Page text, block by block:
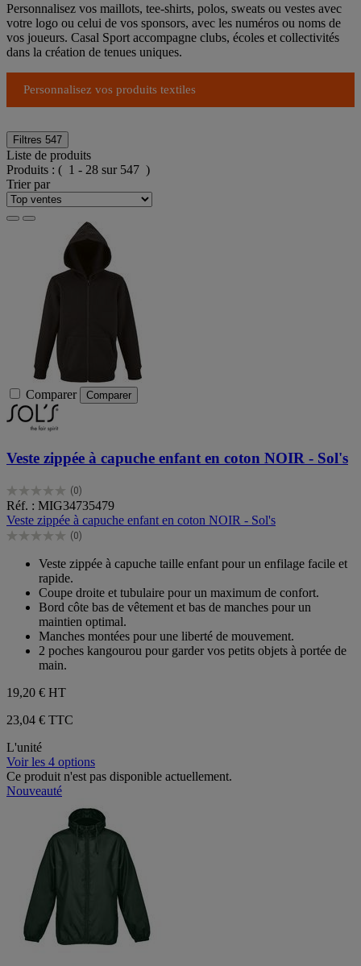
Personnalisez vos maillots, tee-shirts, polos, sweats ou vestes avec
votre logo ou celui de vos sponsors, avec les numéros ou noms de
vos joueurs. Casal Sport accompagne clubs, écoles et collectivités
dans la création de tenues uniques.
Personnalisez vos produits textiles
Filtres 547
Liste de produits
Produits : ( 1 - 28 sur 547 )
Trier par
Comparer Comparer
Veste zippée à capuche enfant en coton NOIR - Sol's
(0)
0.0
sur
5
étoiles.
Réf. : MIG34735479
Veste zippée à capuche enfant en coton NOIR - Sol's
(0)
0.0
étoiles.
Veste zippée à capuche taille enfant pour un enfilage facile et
rapide.
Coupe droite et tubulaire pour un maximum de confort.
Bord côte bas de vêtement et bas de manches pour un
maintien optimal.
Manches montées pour une liberté de mouvement.
2 poches kangourou pour garder vos petits objets à portée de
main.
19,20 € HT
23,04 € TTC
L'unité
Voir les 4 options
Ce produit n'est pas disponible actuellement.
Nouveauté